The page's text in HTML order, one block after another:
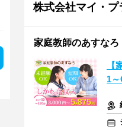
株式会社マイ・プ
家庭教師のあすな
【
1